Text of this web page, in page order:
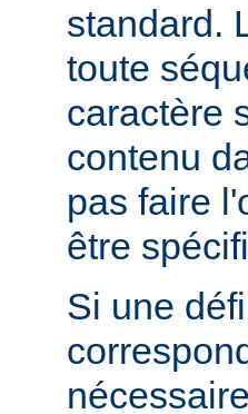
standard.
toute
caractère
contenu
pas faire
être
Si une